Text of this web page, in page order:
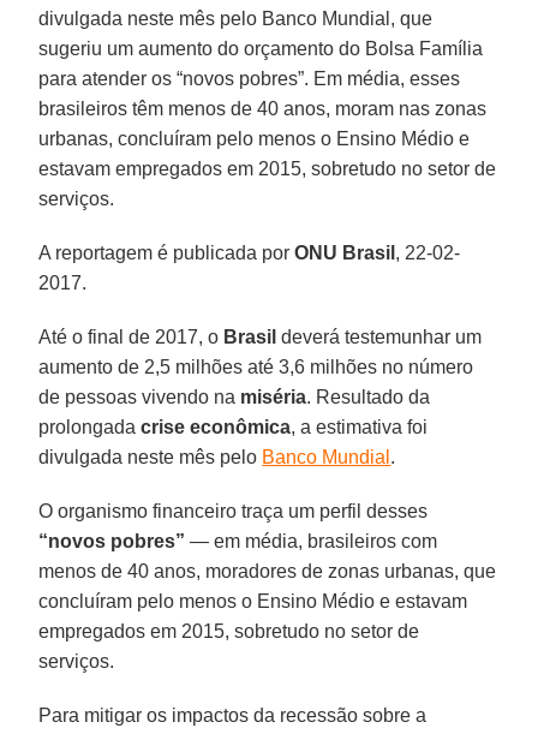
divulgada neste mês pelo Banco Mundial, que
sugeriu um aumento do orçamento do Bolsa Família
para atender os “novos pobres”. Em média, esses
brasileiros têm menos de 40 anos, moram nas zonas
urbanas, concluíram pelo menos o Ensino Médio e
estavam empregados em 2015, sobretudo no setor de
serviços.
A reportagem é publicada porONU Brasil , 22-02-
2017.
Até o final de 2017, o Brasil deverá testemunhar um
aumento de 2,5 milhões até 3,6 milhões no número
de pessoas vivendo na miséria. Resultado da
prolongadacrise econômica, a estimativa foi
divulgada neste mês pelo Banco Mundial .
O organismo financeiro traça um perfil desses
“novos pobres” — em média, brasileiros com
menos de 40 anos, moradores de zonas urbanas, que
concluíram pelo menos o Ensino Médio e estavam
empregados em 2015, sobretudo no setor de
serviços.
Para mitigar os impactos da recessão sobre a